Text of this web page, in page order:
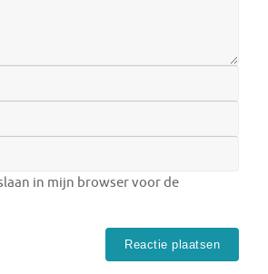
in mijn browser voor de